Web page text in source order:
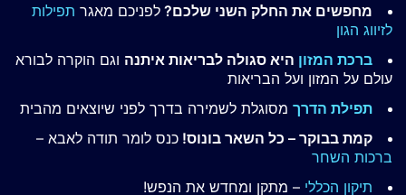
מחפשים את החלק השני שלכם? לפניכם מאגר תפילות
לזיווג הגון
ברכת המזון היא סגולה לבריאות איתנה וגם הוקרה לבורא
עולם על המזון ועל הבריאות
תפילת הדרך מסוגלת לשמירה בדרך לפני שיוצאים מהבית
קמת בבוקר – כל השאר בונוס! כנס לומר תודה לאבא –
ברכות השחר
תיקון הכללי – מתקן ומחדש את הנפש!